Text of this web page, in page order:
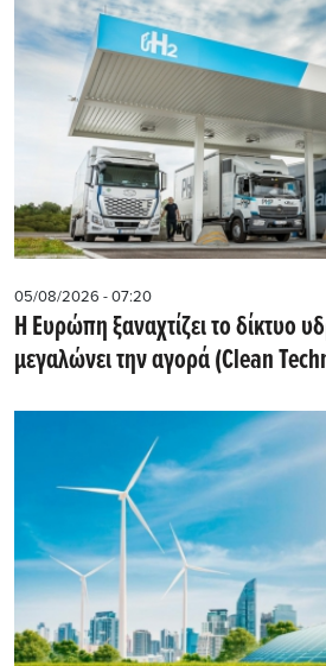
05/08/2026 - 07:20
Η Ευρώπη ξαναχτίζει το δίκτυο
μεγαλώνει την αγορά (Clean